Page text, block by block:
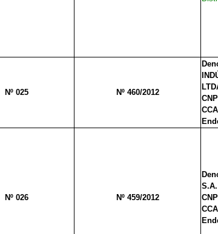
Nº 025 Nº 460/2012
Nº 026 Nº 459/2012
S.A.